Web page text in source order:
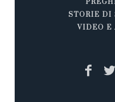
STORIE DI
VIDEO E